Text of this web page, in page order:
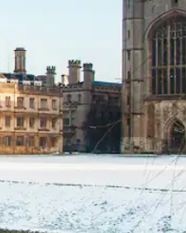
parcourir ou en appuyant et